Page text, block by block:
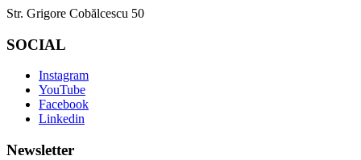
Str. Grigore Cobălcescu 50
SOCIAL
Instagram
YouTube
Facebook
Linkedin
Newsletter